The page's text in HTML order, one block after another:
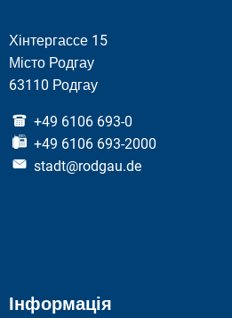
Хінтергассе 15
Місто Родгау
63110 Родгау
+49 6106 693-0
+49 6106 693-2000
stadt@rodgau.de
Інформація